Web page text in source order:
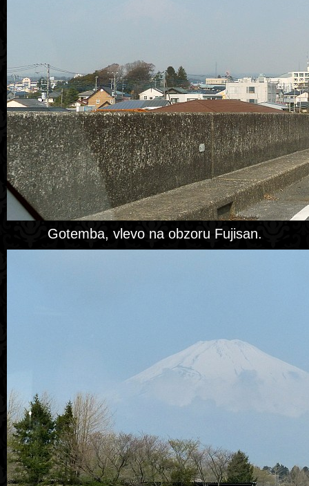
Gotemba, vlevo na obzoru Fujisan.